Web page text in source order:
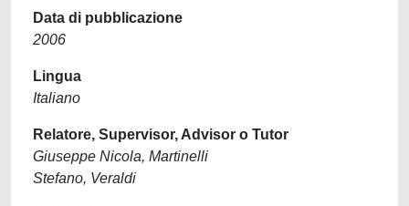
Data di pubblicazione
2006
Lingua
Italiano
Relatore, Supervisor, Advisor o Tutor
Giuseppe Nicola, Martinelli
Stefano, Veraldi